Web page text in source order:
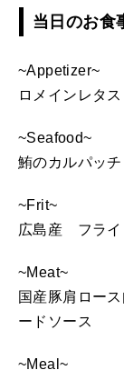
当日のお食
~Appetizer~
ロメインレタ
~Seafood~
鮪のカルパッ
~Frit~
広島産 フライ
~Meat~
国産豚肩ロー
ードソース
~Meal~